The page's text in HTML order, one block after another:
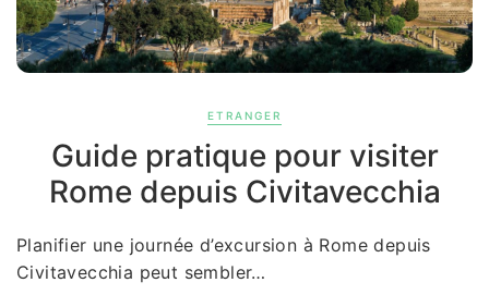
ETRANGER
Guide pratique pour visiter
Rome depuis Civitavecchia
Planifier une journée d’excursion à Rome depuis
Civitavecchia peut sembler…